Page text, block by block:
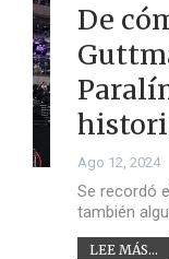
De
Ago 12, 2024
Se recordó
también
LEE MÁS...